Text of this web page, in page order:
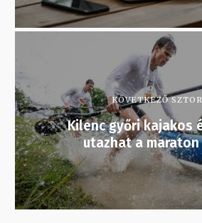
KÖVETKEZŐ
Kilenc győri kajakos
utazhat a maraton